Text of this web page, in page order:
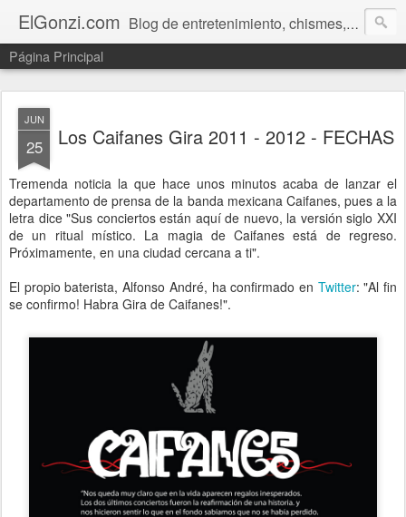
ElGonzi.com Blog de entretenimiento, chismes, humor, farándula, curiosidades, ovnis, noticias calientes, fotos, videos, paranormal y ¡más!
Página Principal
JUN
25 Los Caifanes Gira 2011 - 2012 - FECHAS
Tremenda noticia la que hace unos minutos acaba de lanzar el
departamento de prensa de la banda mexicana Caifanes, pues a la
letra dice "Sus conciertos están aquí de nuevo, la versión siglo XXI
de un ritual místico. La magia de Caifanes está de regreso.
Próximamente, en una ciudad cercana a ti".
El propio baterista, Alfonso André, ha confirmado en Twitter: "Al fin
se confirmo! Habra Gira de Caifanes!".